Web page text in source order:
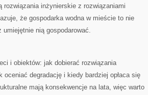
rozwiązania inżynierskie z rozwiązaniami
że gospodarka wodna w mieście to nie
nią gospodarować.
i obiektów: jak dobierać rozwiązania
degradację i kiedy bardziej opłaca się
mają konsekwencje na lata, więc warto